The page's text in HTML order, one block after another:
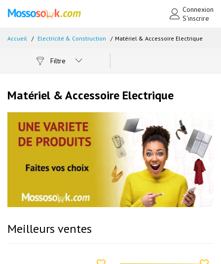
Connexion
S'inscrire
Accueil Electricité & Construction Matériel & Accessoire Electrique
Filtre
Matériel & Accessoire Electrique
Meilleurs ventes